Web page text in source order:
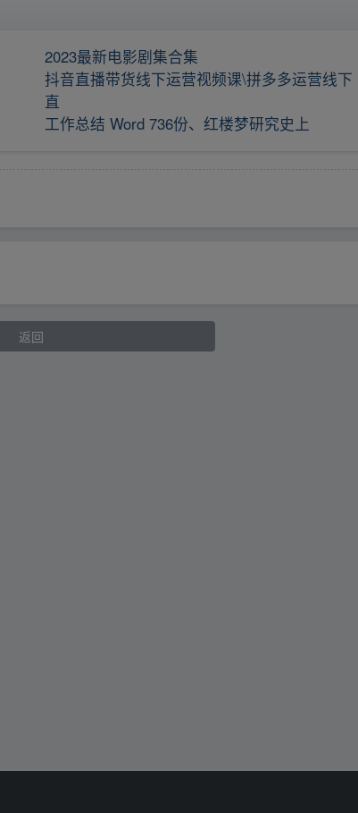
2023最新电影剧集合集
抖音直播带货线下运营视频课\拼多多运营线下
直
工作总结 Word 736份、红楼梦研究史上
返回